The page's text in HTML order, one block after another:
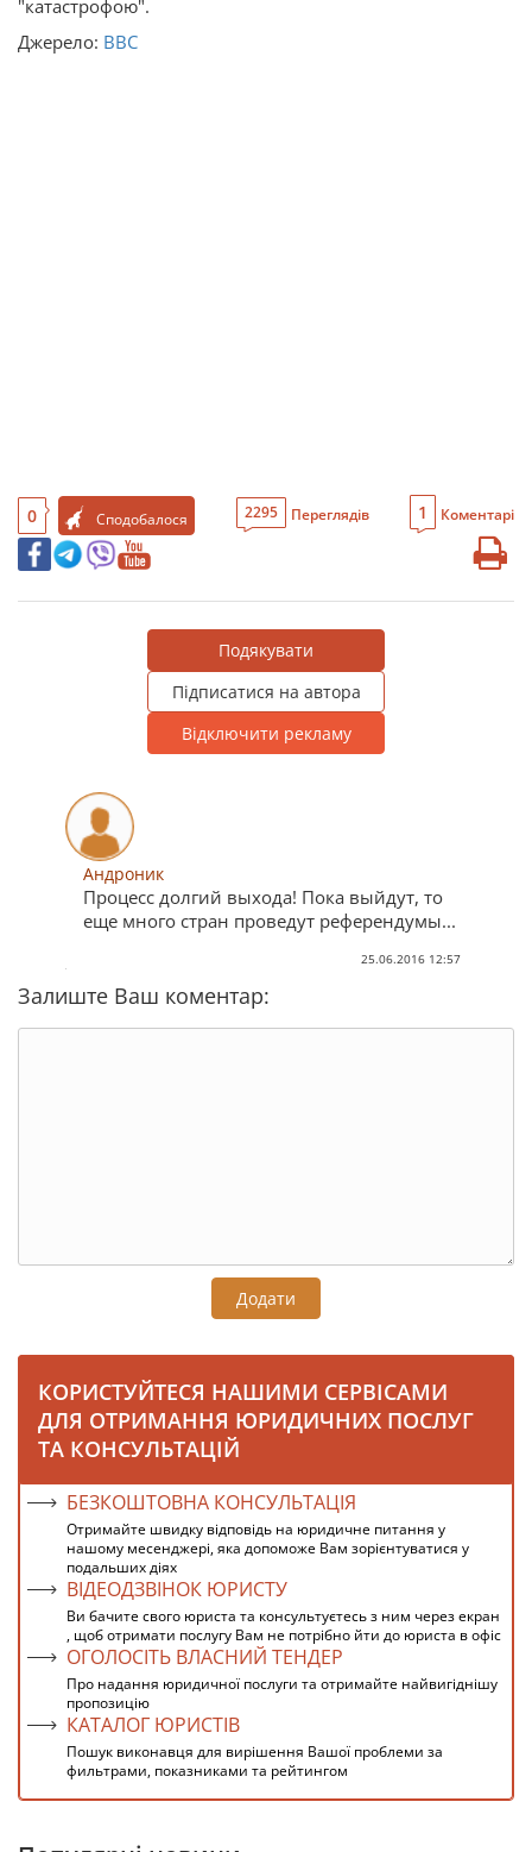
"катастрофою".
Джерело: ВВС
0 Сподобалося 2295 Переглядів 1 Коментарі
Подякувати
Підписатися на автора
Відключити рекламу
Андроник
Процесс долгий выхода! Пока выйдут, то
еще много стран проведут референдумы...
25.06.2016 12:57
Залиште Ваш коментар:
Додати
КОРИСТУЙТЕСЯ НАШИМИ СЕРВІСАМИ
ДЛЯ ОТРИМАННЯ ЮРИДИЧНИХ ПОСЛУГ
ТА КОНСУЛЬТАЦІЙ
БЕЗКОШТОВНА КОНСУЛЬТАЦІЯ
Отримайте швидку відповідь на юридичне питання у
нашому месенджері, яка допоможе Вам зорієнтуватися у
подальших діях
ВІДЕОДЗВІНОК ЮРИСТУ
Ви бачите свого юриста та консультуєтесь з ним через екран
, щоб отримати послугу Вам не потрібно йти до юриста в офіс
ОГОЛОСІТЬ ВЛАСНИЙ ТЕНДЕР
Про надання юридичної послуги та отримайте найвигіднішу
пропозицію
КАТАЛОГ ЮРИСТІВ
Пошук виконавця для вирішення Вашої проблеми за
фильтрами, показниками та рейтингом